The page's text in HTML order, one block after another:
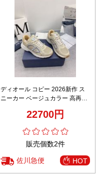
ディオール コピー 2026新作 ス
ニーカー ベージュカラー 高再現
質 安心サイト 追跡可能 発送保証
22700円
販売個数2件
佐川急便 HOT